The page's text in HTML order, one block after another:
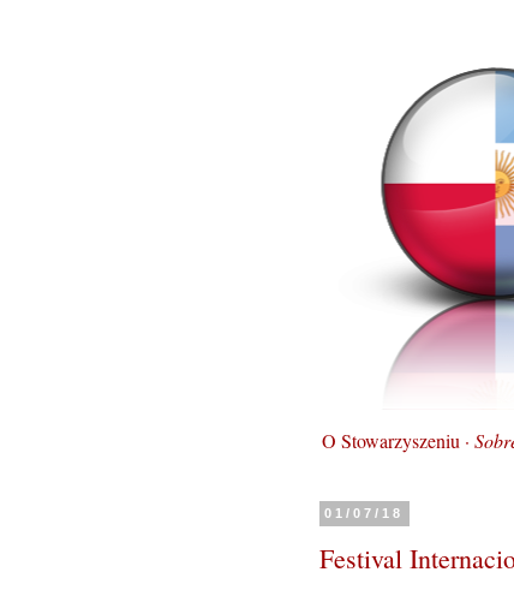
O Stowarzyszeniu ·
01/07/18
Festival